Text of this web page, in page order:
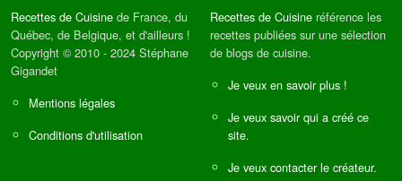
Recettes de Cuisine de France, du
Québec, de Belgique, et d'ailleurs !
Copyright © 2010 - 2024 Stéphane
Gigandet
Mentions légales
Conditions d'utilisation
Recettes de Cuisine référence les
recettes publiées sur une sélection
de blogs de cuisine.
Je veux en savoir plus !
Je veux savoir qui a créé ce
site.
Je veux contacter le créateur.